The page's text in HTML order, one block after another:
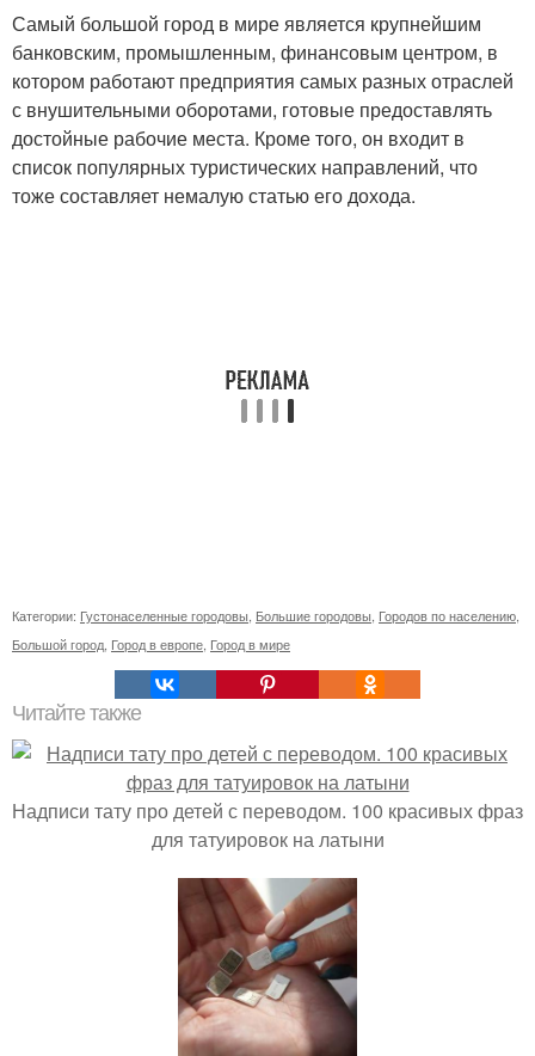
Самый большой город в мире является крупнейшим
банковским, промышленным, финансовым центром, в
котором работают предприятия самых разных отраслей
с внушительными оборотами, готовые предоставлять
достойные рабочие места. Кроме того, он входит в
список популярных туристических направлений, что
тоже составляет немалую статью его дохода.
Категории: Густонаселенные городовы Большие городовы Городов по населению
Большой город Город в европе Город в мире
Читайте также
Надписи тату про детей с переводом. 100 красивых фраз
для татуировок на латыни